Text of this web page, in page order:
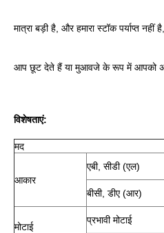
मात्रा बड़ी है, और हमारा स्टॉक पर्याप्त
आप छूट देते हैं या मुआवजे के रूप में आपको
विशेषताएं:
मद
आकार
एबी, सीडी (एल)
बीसी, डीए (आर)
मोटाई
प्रभावी मोटाई